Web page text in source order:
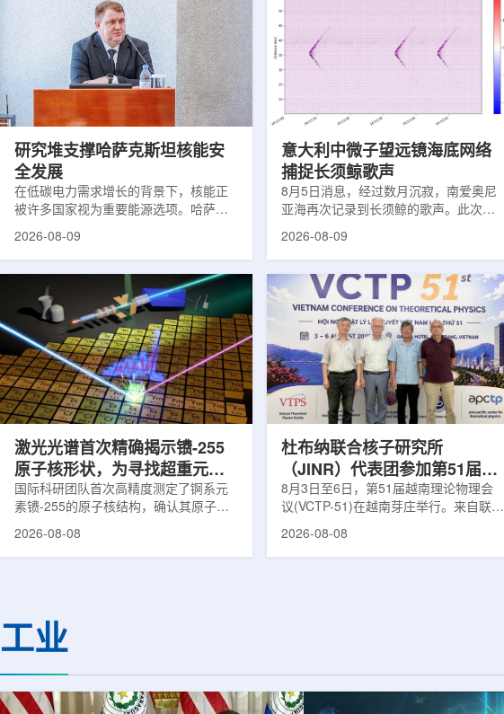
件运...
研究堆支撑哈萨克斯坦核能安
全发展
在低碳电力需求增长的背景下，核能正
被许多国家视为重要能源选项。哈萨克
料、反应堆运行工况及安全系统需要经
过长期研究、试验和验证，研究堆和实
验装置正是承担这类工作的核心平台。
不同于以发电为主要目标的动力堆，研
究堆更接近专业核科学实验室。科研人
员可在其中研究核燃料和结构材料行
为，模拟反应堆不同运行状态，包括偏
离正常工况的情形，测试新技术，并验
证后续用于核...
2026-08-09
意大利中微子望远镜海底网络
捕捉长须鲸歌声
8月5日消息，经过数月沉寂，南爱奥尼
亚海再次记录到长须鲸的歌声。此次观
多个实验共同完成，涉及ITINERIS、
LOWNOISER和VONGOLA三个项目，
相关工作由LNS-INFN与西西里核物理与
物质结构中心(CSFNSM)参与开展。探
测发生在冬季末期。当时，东地中海区
域正受到一项长期近海油气资源地球物
理勘测活动带来的强烈人为噪声影响，
距离飓风哈里过境也仅数周。研究人员
在复杂声学背景...
2026-08-09
激光光谱首次精确揭示镄-255
原子核形状，为寻找超重元素
提供新线索
国际科研团队首次高精度测定了锕系元
素镄-255的原子核结构，确认其原子核
呈明显的长椭球形，类似橄榄球。这项
值，也为现代原子核理论模型提供了关
键实验验证。镄是自然界中不存在的人
团...
2026-08-08
杜布纳联合核子研究所
（JINR）代表团参加第51届越
南理论物理会议
8月3日至6日，第51届越南理论物理会
议(VCTP-51)在越南芽庄举行。来自联合
核研究所理论物理实验室和信息技术实
2026-08-08
工业